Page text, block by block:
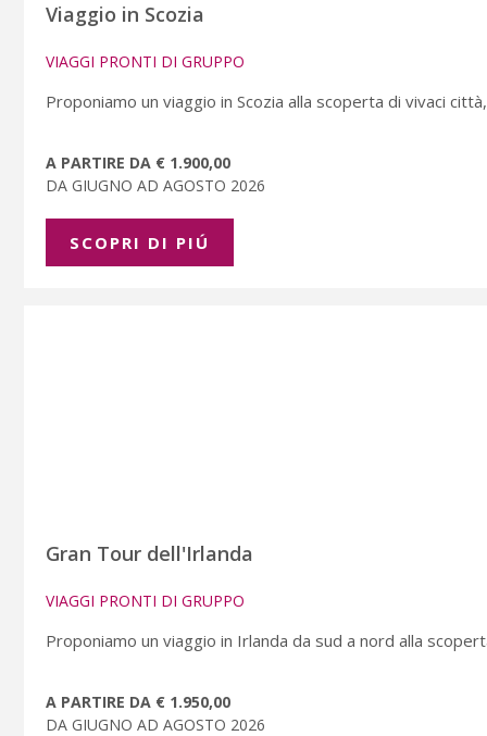
Viaggio in Scozia
VIAGGI PRONTI DI GRUPPO
Proponiamo un viaggio in Scozia alla scoperta di vivaci
A PARTIRE DA € 1.900,00
DA GIUGNO AD AGOSTO 2026
SCOPRI DI PIÚ
Gran Tour dell'Irlanda
VIAGGI PRONTI DI GRUPPO
Proponiamo un viaggio in Irlanda da sud a nord alla
A PARTIRE DA € 1.950,00
DA GIUGNO AD AGOSTO 2026